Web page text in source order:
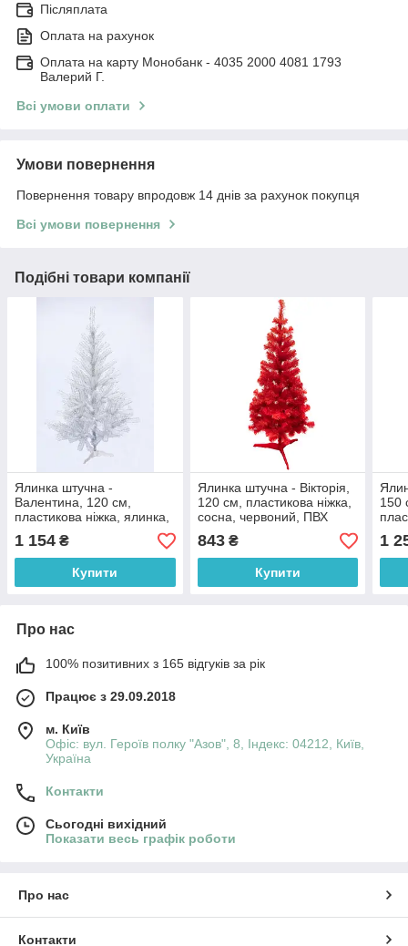
Післяплата
Оплата на рахунок
Оплата на карту Монобанк - 4035 2000 4081 1793
Валерий Г.
Всі умови оплати
Умови повернення
Повернення товару впродовж 14 днів за рахунок покупця
Всі умови повернення
Подібні товари компанії
Ялинка штучна -
Валентина, 120 см,
пластикова ніжка, ялинка,
білий з сріблястим, ПВХ
(МКВ-120)
1 154 ₴
Купити
Ялинка штучна - Вікторія,
120 см, пластикова ніжка,
сосна, червоний, ПВХ
(МВ-120/2)
843₴
Купити
150
1
Про нас
100% позитивних з 165 відгуків за рік
Працює з 29.09.2018
м. Київ
Офіс: вул. Героїв полку "Азов", 8, Індекс: 04212, Київ,
Україна
Контакти
Сьогодні вихідний
Показати весь графік роботи
Про нас
Контакти